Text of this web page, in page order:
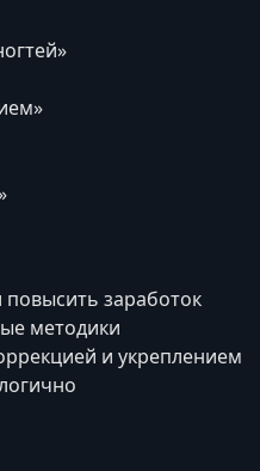
заработок
методики
и укреплением